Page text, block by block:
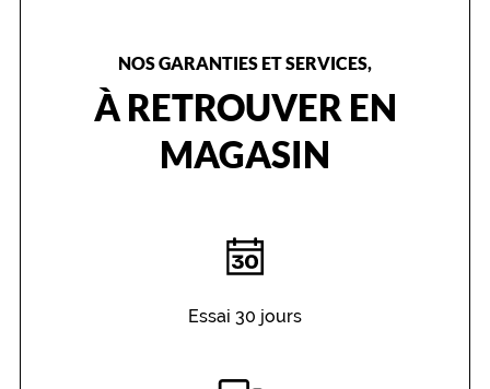
NOS GARANTIES ET SERVICES,
À RETROUVER EN
MAGASIN
Essai 30 jours